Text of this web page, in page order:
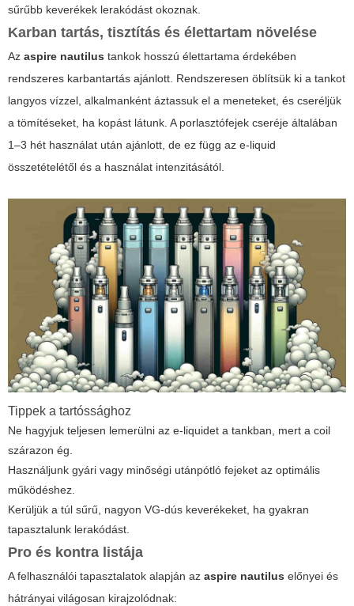
sűrűbb keverékek lerakódást okoznak.
Karban tartás, tisztítás és élettartam növelése
Az aspire nautilus tankok hosszú élettartama érdekében
rendszeres karbantartás ajánlott. Rendszeresen öblítsük ki a tankot
langyos vízzel, alkalmanként áztassuk el a meneteket, és cseréljük
a tömítéseket, ha kopást látunk. A porlasztófejek cseréje általában
1–3 hét használat után ajánlott, de ez függ az e-liquid
összetételétől és a használat intenzitásától.
Tippek a tartóssághoz
Ne hagyjuk teljesen lemerülni az e-liquidet a tankban, mert a coil
szárazon ég.
Használjunk gyári vagy minőségi utánpótló fejeket az optimális
működéshez.
Kerüljük a túl sűrű, nagyon VG-dús keverékeket, ha gyakran
tapasztalunk lerakódást.
Pro és kontra listája
A felhasználói tapasztalatok alapján az aspire nautilus előnyei és
hátrányai világosan kirajzolódnak: